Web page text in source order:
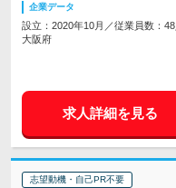
企業データ
設立：2020年10月／従業員数：48
大阪府
求人詳細を見る
志望動機・自己PR不要